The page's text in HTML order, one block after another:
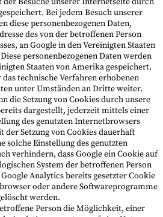
Bei jedem Besuch unserer
diese personenbezogenen Daten,
des von der betroffenen Person
an Google in den Vereinigten Staaten
personenbezogenen Daten werden
Staaten von Amerika gespeichert.
technische Verfahren erhobenen
unter Umständen an Dritte weiter.
die Setzung von Cookies durch unsere
dargestellt, jederzeit mittels einer
des genutzten Internetbrowsers
Setzung von Cookies dauerhaft
solche Einstellung des genutzten
verhindern, dass Google ein Cookie auf
System der betroffenen Person
Analytics bereits gesetzter Cookie
oder andere Softwareprogramme
werden.
Person die Möglichkeit, einer